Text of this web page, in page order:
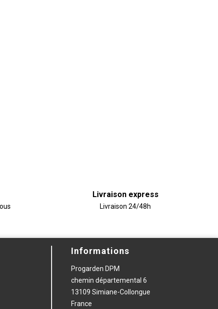
Livraison express
Livraison 24/48h
Informations
Progarden DPM
chemin départemental 6
13109 Simiane-Collongue
France